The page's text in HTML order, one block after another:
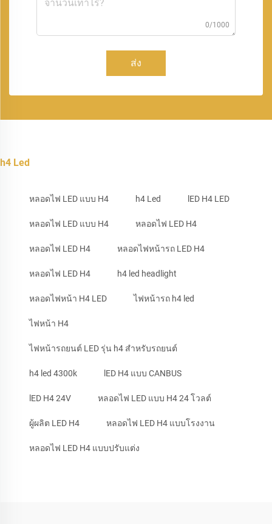
0/1000
ส่ง
h4 Led
หลอดไฟ LED แบบ H4 h4 Led lED H4 LED
หลอดไฟ LED แบบ H4 หลอดไฟ LED H4
หลอดไฟ LED H4 หลอดไฟหน้ารถ LED H4
หลอดไฟ LED H4 h4 led headlight
หลอดไฟหน้า H4 LED ไฟหน้ารถ h4 led
ไฟหน้า H4
ไฟหน้ารถยนต์ LED รุ่น h4 สำหรับรถยนต์
h4 led 4300k lED H4 แบบ CANBUS
lED H4 24V หลอดไฟ LED แบบ H4 24 โวลต์
ผู้ผลิต LED H4 หลอดไฟ LED H4 แบบโรงงาน
หลอดไฟ LED H4 แบบปรับแต่ง